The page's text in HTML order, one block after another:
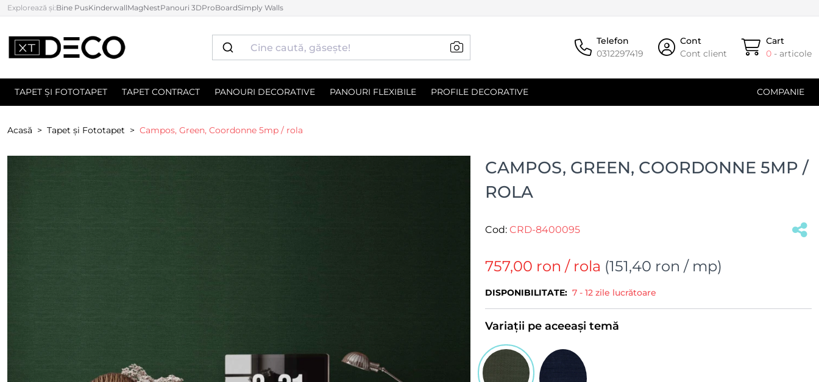
Explorează și:Bine PusKinderwallMagNestPanouri 3DProBoardSimply Walls
Telefon
0312297419
Cont
Cont client
Cart
0 - articole
TAPET ȘI FOTOTAPET TAPET CONTRACT PANOURI DECORATIVE PANOURI FLEXIBILE PROFILE DECORATIVE COMPANIE
Acasă Tapet și Fototapet Campos, Green, Coordonne 5mp / rola
CAMPOS, GREEN, COORDONNE 5MP /
ROLA
Cod: CRD-8400095
757,00 ron / rola (151,40 ron / mp)
DISPONIBILITATE: 7 - 12 zile lucrătoare
Variații pe aceeași temă